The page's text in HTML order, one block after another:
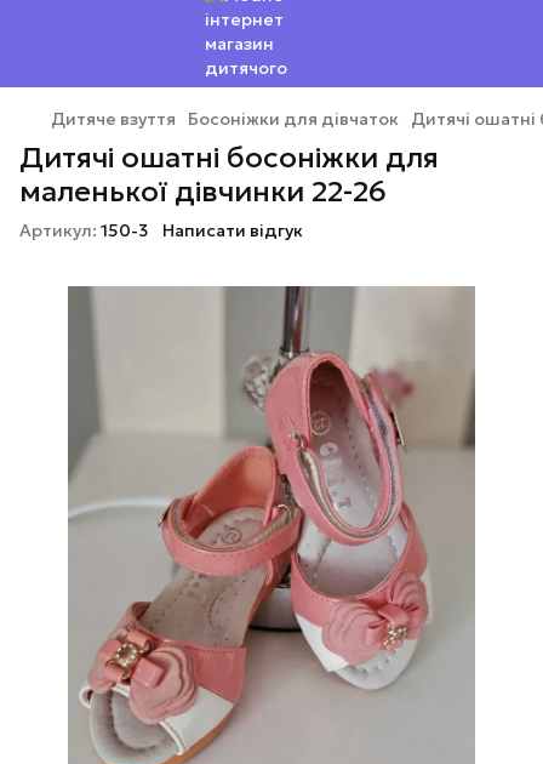
Дитяче взуття Босоніжки для дівчаток Дитячі
Дитячі ошатні босоніжки для
маленької дівчинки 22-26
Артикул: 150-3 Написати відгук